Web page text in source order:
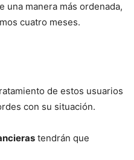
una manera más ordenada,
cuatro meses.
de estos usuarios
con su situación.
tendrán que